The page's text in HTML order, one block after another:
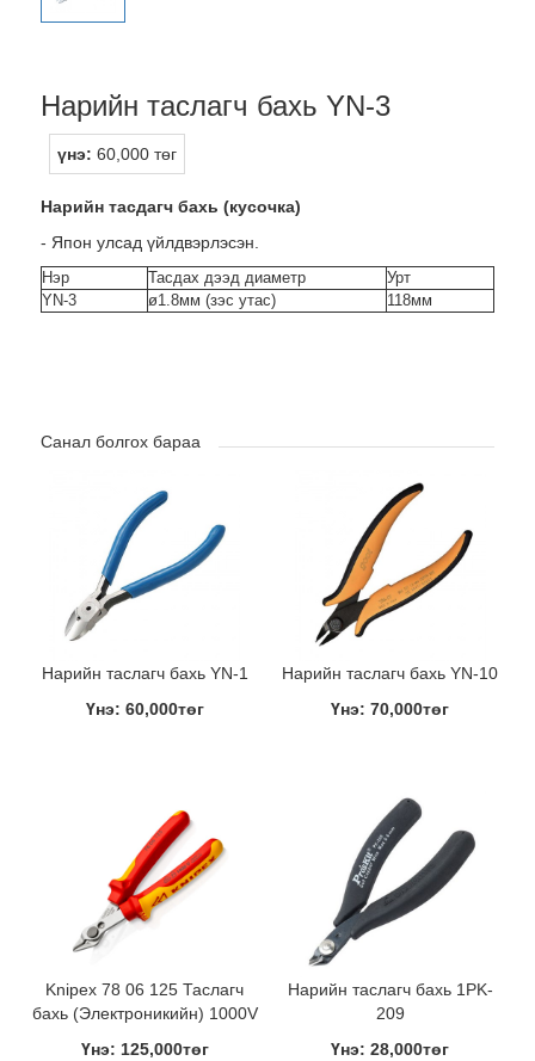
Нарийн таслагч бахь YN-3
үнэ: 60,000 төг
Нарийн тасдагч бахь (кусочка)
- Япон улсад үйлдвэрлэсэн.
Нэр Тасдах дээд диаметр
Урт
YN-3
ø1.8мм (зэс утас) 118мм
Санал болгох бараа
Нарийн таслагч бахь YN-1
Үнэ: 60,000төг
Нарийн таслагч бахь YN-10
Үнэ: 70,000төг
Knipex 78 06 125 Таслагч
бахь (Электроникийн) 1000V
Үнэ: 125,000төг
Нарийн таслагч бахь 1PK-
209
Үнэ: 28,000төг